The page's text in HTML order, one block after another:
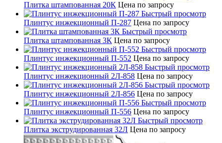
Плитка штампованная 20К Цена по запросу
Быстрый просмотр
Плинтус инжекционный П-287 Цена по запросу
Быстрый просмотр
Плитка штампованная 3К Цена по запросу
Быстрый просмотр
Плинтус инжекционный П-552 Цена по запросу
Быстрый просмотр
Плинтус инжекционный 2Л-858 Цена по запросу
Быстрый просмотр
Плинтус инжекционный 2Л-856 Цена по запросу
Быстрый просмотр
Плинтус инжекционный П-556 Цена по запросу
Быстрый просмотр
Плитка экструдированная 32Л Цена по запросу